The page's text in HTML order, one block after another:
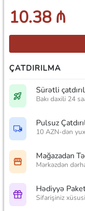
10.38 ₼
ÇATDIRILMA
Sürətli
Bakı daxili 24
Pulsuz
10 AZN-dən
Mağazadan
Mərkəzdən
Hədiyyə
Sifarişiniz xüsusi